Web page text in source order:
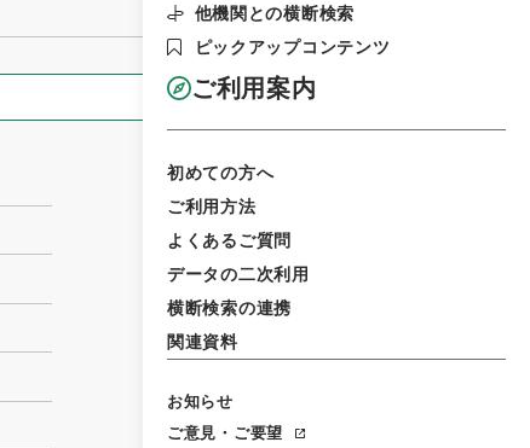
他機関との横断検索
ピックアップコンテンツ
ご利用案内
初めての方へ
ご利用方法
よくあるご質問
データの二次利用
横断検索の連携
関連資料
お知らせ
ご意見・ご要望
全ての情報